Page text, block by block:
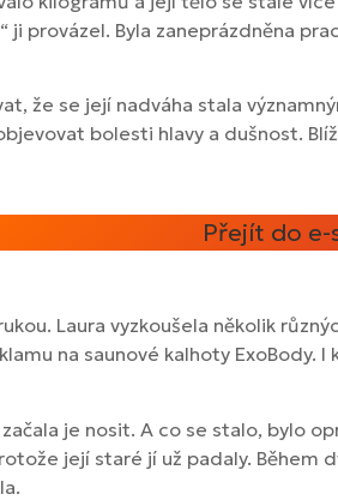
provázel. Byla zaneprázdněna
že se její nadváha stala
bolesti hlavy a dušnost.
Přejít do
Laura vyzkoušela několik
na saunové kalhoty
je nosit. A co se stalo, bylo
její staré jí už padaly.